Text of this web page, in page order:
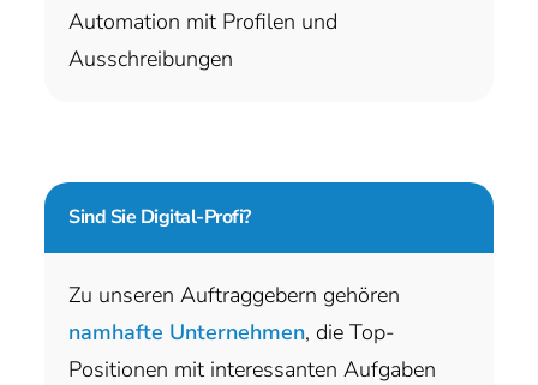
Automation mit Profilen und
Ausschreibungen
Sind Sie Digital-Profi?
Zu unseren Auftraggebern gehören
namhafte Unternehmen, die Top-
Positionen mit interessanten Aufgaben